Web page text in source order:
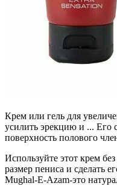
Крем или гель для
усилить эрекцию и ... Его
поверхность полового
Используйте этот крем
размер пениса и сделать
Mughal-E-Azam-это